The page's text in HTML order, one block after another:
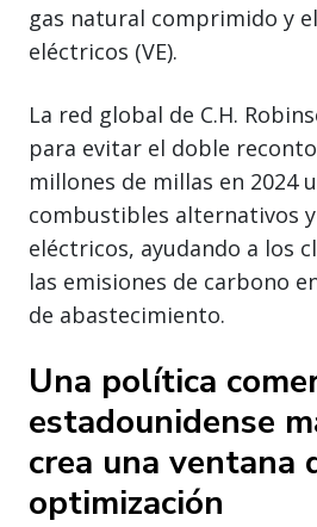
gas natural comprimido y
eléctricos (VE).
La red global de C.H.
para evitar el doble
millones de millas en 2024
combustibles alternativos
eléctricos, ayudando a los
las emisiones de carbono
de abastecimiento.
Una política
estadounidense
crea una ventana
optimización